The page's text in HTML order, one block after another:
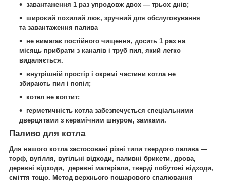
завантаження 1 раз упродовж двох — трьох днів;
широкий похилий люк, зручний для обслуговування
та завантаження палива
не вимагає постійного чищення, досить 1 раз на
місяць прибрати з каналів і труб пил, який легко
видаляється.
внутрішній простір і окремі частини котла не
збирають пил і попіл;
котел не коптит;
герметичність котла забезпечується спеціальними
дверцятами з керамічним шнуром, замками.
Паливо для котла
Для нашого котла застосовані різні типи твердого палива —
торф, вугілля, вугільні відходи, паливні брикети, дрова,
деревні відходи, деревні матеріали, тверді побутові відходи,
сміття тощо. Метод верхнього пошарового спалювання